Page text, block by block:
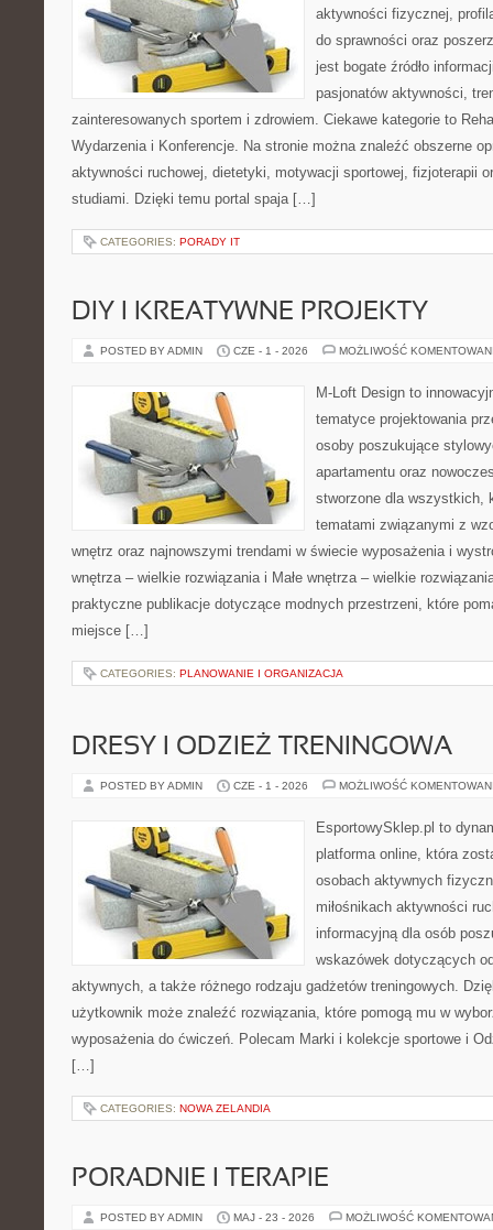
aktywności fizycznej,
do sprawności oraz
jest bogate źródło
pasjonatów aktywności,
zainteresowanych sportem i zdrowiem. Ciekawe kategorie to
Wydarzenia i Konferencje. Na stronie można znaleźć obszerne
aktywności ruchowej, dietetyki, motywacji sportowej, fizjoterapii
studiami. Dzięki temu portal spaja […]
CATEGORIES: PORADY IT
DIY I KREATYWNE PROJEKTY
POSTED BY ADMIN CZE - 1 - 2026 MOŻLIWOŚĆ
M-Loft Design to
tematyce projektowania
osoby poszukujące
apartamentu oraz
stworzone dla wszystkich,
tematami związanymi z
wnętrz oraz najnowszymi trendami w świecie wyposażenia i
wnętrza – wielkie rozwiązania i Małe wnętrza – wielkie
praktyczne publikacje dotyczące modnych przestrzeni, które
miejsce […]
CATEGORIES: PLANOWANIE I ORGANIZACJA
DRESY I ODZIEŻ TRENINGOWA
POSTED BY ADMIN CZE - 1 - 2026 MOŻLIWOŚĆ
EsportowySklep.pl to
platforma online, która
osobach aktywnych
miłośnikach aktywności
informacyjną dla osób
wskazówek dotyczących
aktywnych, a także różnego rodzaju gadżetów treningowych.
użytkownik może znaleźć rozwiązania, które pomogą mu w
wyposażenia do ćwiczeń. Polecam Marki i kolekcje sportowe i
[…]
CATEGORIES: NOWA ZELANDIA
PORADNIE I TERAPIE
POSTED BY ADMIN MAJ - 23 - 2026 MOŻLIWOŚĆ